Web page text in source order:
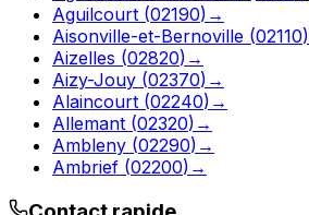
Aguilcourt (02190) →
Aisonville-et-Bernoville (02110)
Aizelles (02820) →
Aizy-Jouy (02370) →
Alaincourt (02240) →
Allemant (02320) →
Ambleny (02290) →
Ambrief (02200) →